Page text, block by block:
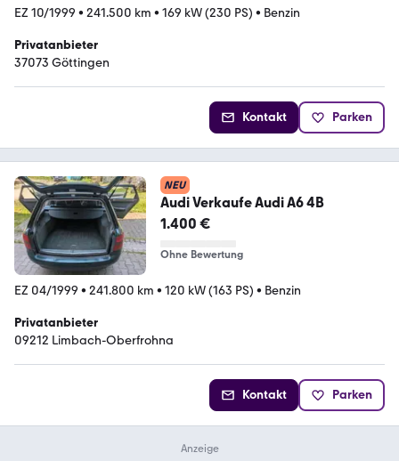
EZ 10/1999 • 241.500 km • 169 kW (230 PS) • Benzin
Privatanbieter
37073 Göttingen
Kontakt Parken
NEU
Audi Verkaufe Audi A6 4B
1.400 €
Ohne Bewertung
EZ 04/1999 • 241.800 km • 120 kW (163 PS) • Benzin
Privatanbieter
09212 Limbach-Oberfrohna
Kontakt Parken